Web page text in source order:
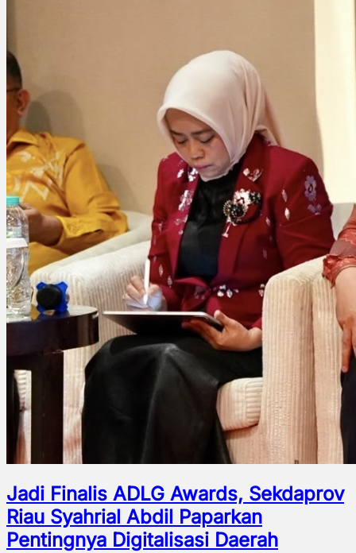
Jadi Finalis ADLG Awards, Sekdaprov
Riau Syahrial Abdil Paparkan
Pentingnya Digitalisasi Daerah